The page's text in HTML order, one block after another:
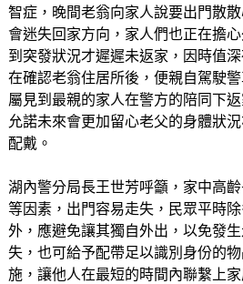
智症，晚間老翁向家人說要出門散
會迷失回家方向，家人們也正在擔
到突發狀況才遲遲未返家，因時值
在確認老翁住居所後，便親自駕駛
屬見到最親的家人在警方的陪同下
允諾未來會更加留心老父的身體狀
配戴。
湖內警分局長王世芳呼籲，家中高
等因素，出門容易走失，民眾平時
外，應避免讓其獨自外出，以免發
失，也可給予配帶足以識別身份的
施，讓他人在最短的時間內聯繫上